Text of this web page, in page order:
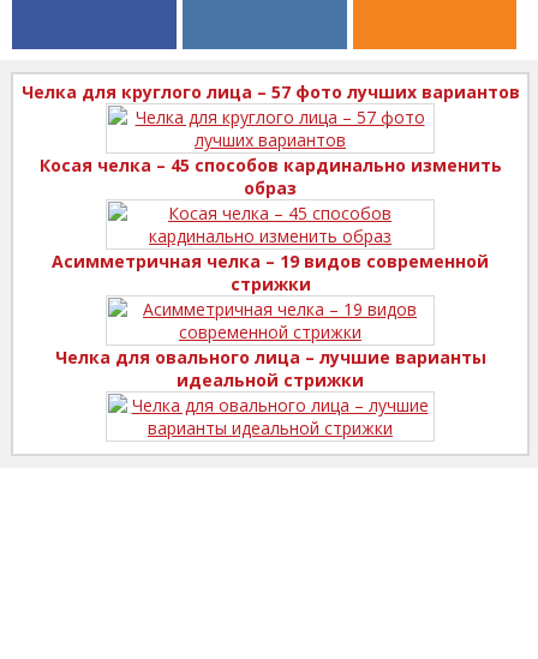
Челка для круглого лица – 57 фото лучших вариантов
Косая челка – 45 способов кардинально изменить
образ
Асимметричная челка – 19 видов современной
стрижки
Челка для овального лица – лучшие варианты
идеальной стрижки